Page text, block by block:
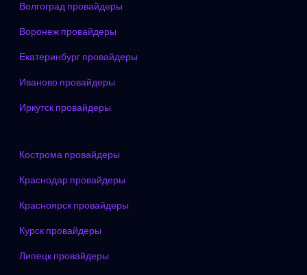
Волгоград провайдеры
Воронеж провайдеры
Екатеринбург провайдеры
Иваново провайдеры
Иркутск провайдеры
Кострома провайдеры
Краснодар провайдеры
Красноярск провайдеры
Курск провайдеры
Липецк провайдеры